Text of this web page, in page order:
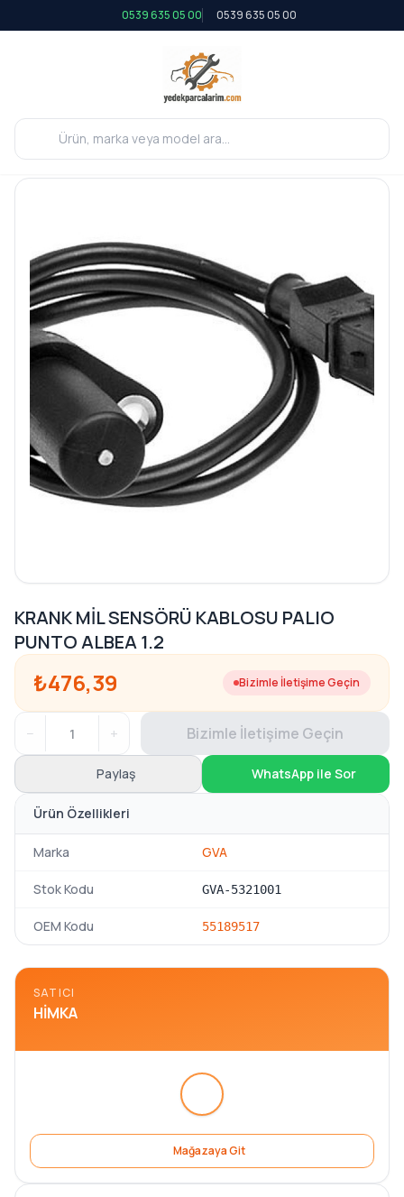
0539 635 05 00 0539 635 05 00
KRANK MİL SENSÖRÜ KABLOSU PALIO
PUNTO ALBEA 1.2
₺476,39 Bizimle İletişime Geçin
− + Bizimle İletişime Geçin
Paylaş WhatsApp ile Sor
Ürün Özellikleri
Marka GVA
Stok Kodu GVA-5321001
OEM Kodu 55189517
SATICI
HIMKA
Mağazaya Git